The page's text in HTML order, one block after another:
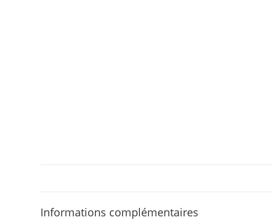
Informations complémentaires